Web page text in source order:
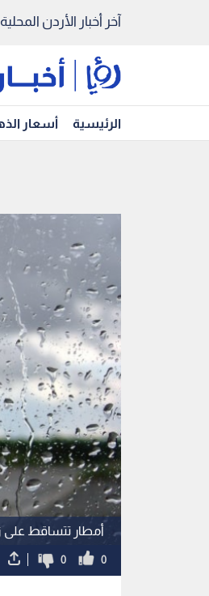
آخر أخبار الأردن
الرئيسية أسعار
أمطار تتساقط على
0
0